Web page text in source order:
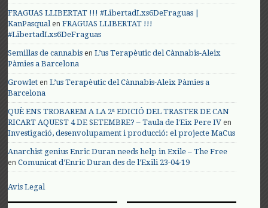
FRAGUAS LLIBERTAT !!! #LibertadLxs6DeFraguas |
KanPasqualenFRAGUAS LLIBERTAT !!!
#LibertadLxs6DeFraguas
Semillas de cannabis enL’us Terapèutic del Cànnabis-Aleix
Pàmies a Barcelona
Growlet enL’us Terapèutic del Cànnabis-Aleix Pàmies a
Barcelona
QUÈ ENS TROBAREM A LA 2ª EDICIÓ DEL TRASTER DE CAN
RICART AQUEST 4 DE SETEMBRE? – Taula de l'Eix Pere IV en
Investigació, desenvolupament i producció: el projecte MaCus
Anarchist genius Enric Duran needs help in Exile – The Free
enComunicat d’Enric Duran des de l’Exili 23-04-19
Avis Legal